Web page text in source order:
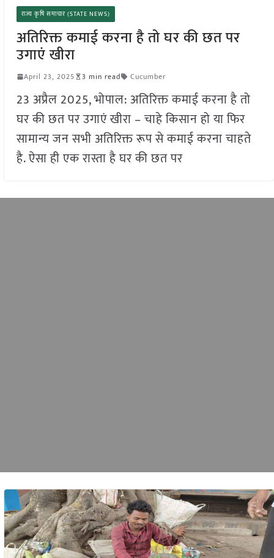
राज्य कृषि समाचार (STATE NEWS)
अतिरिक्त कमाई करना है तो घर की छत पर
उगाएं खीरा
April 23, 2025 3 min read Cucumber
23 अप्रैल 2025, भोपाल: अतिरिक्त कमाई करना है तो
घर की छत पर उगाएं खीरा – चाहे किसान हो या फिर
सामान्य जन सभी अतिरिक्त रूप से कमाई करना चाहते
है. ऐसा ही एक रास्ता है घर की छत पर